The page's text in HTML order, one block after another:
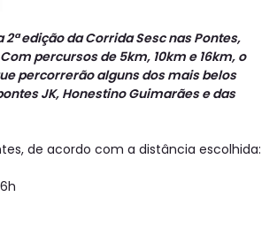
edição da Corrida Sesc nas Pontes,
percursos de 5km, 10km e 16km, o
percorrerão alguns dos mais belos
JK, Honestino Guimarães e das
de acordo com a distância escolhida: